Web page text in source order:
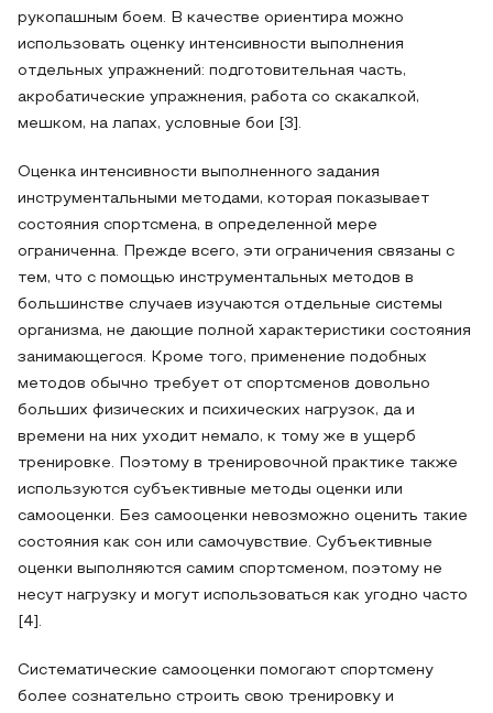
рукопашным боем. В качестве ориентира можно
использовать оценку интенсивности выполнения
отдельных упражнений: подготовительная часть,
акробатические упражнения, работа со скакалкой,
мешком, на лапах, условные бои [3].
Оценка интенсивности выполненного задания
инструментальными методами, которая показывает
состояния спортсмена, в определенной мере
ограниченна. Прежде всего, эти ограничения связаны с
тем, что с помощью инструментальных методов в
большинстве случаев изучаются отдельные системы
организма, не дающие полной характеристики состояния
занимающегося. Кроме того, применение подобных
методов обычно требует от спортсменов довольно
больших физических и психических нагрузок, да и
времени на них уходит немало, к тому же в ущерб
тренировке. Поэтому в тренировочной практике также
используются субъективные методы оценки или
самооценки. Без самооценки невозможно оценить такие
состояния как сон или самочувствие. Субъективные
оценки выполняются самим спортсменом, поэтому не
несут нагрузку и могут использоваться как угодно часто
[4].
Систематические самооценки помогают спортсмену
более сознательно строить свою тренировку и